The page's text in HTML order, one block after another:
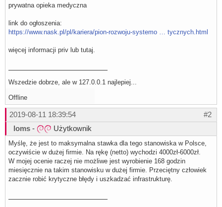
prywatna opieka medyczna
link do ogłoszenia:
https://www.nask.pl/pl/kariera/pion-rozwoju-systemo … tycznych.html
więcej informacji priv lub tutaj.
Wszedzie dobrze, ale w 127.0.0.1 najlepiej...
Offline
#2
2019-08-11 18:39:54
loms - Użytkownik
Myślę, że jest to maksymalna stawka dla tego stanowiska w Polsce,
oczywiście w dużej firmie. Na rękę (netto) wychodzi 4000zł-6000zł.
W mojej ocenie raczej nie możliwe jest wyrobienie 168 godzin
miesięcznie na takim stanowisku w dużej firmie. Przeciętny człowiek
zacznie robić krytyczne błędy i uszkadzać infrastrukturę.